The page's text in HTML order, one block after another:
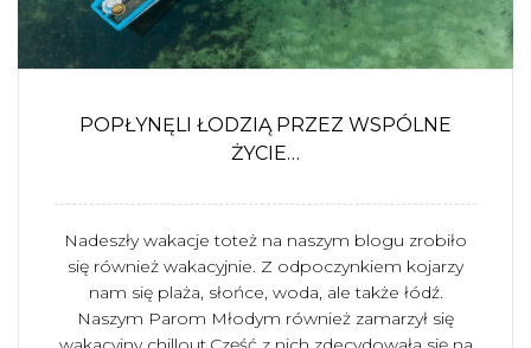
POPŁYNĘLI ŁODZIĄ PRZEZ WSPÓLNE
ŻYCIE…
Nadeszły wakacje toteż na naszym blogu zrobiło
się również wakacyjnie. Z odpoczynkiem kojarzy
nam się plaża, słońce, woda, ale także łódź.
Naszym Parom Młodym również zamarzył się